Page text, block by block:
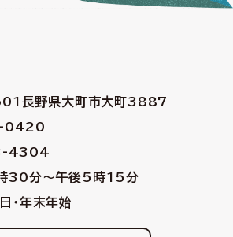
長野県大町市大町3887
0420
4304
時30分〜午後5時15分
・年末年始